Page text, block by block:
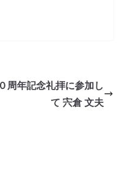
周年記念礼拝に参加し
て 宍倉 文夫